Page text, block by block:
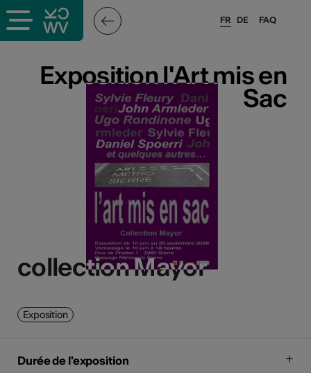
FAQ
FR DE
Exposition l'Art mis en
Sac
collection Mayor
Exposition l'Art mis en
Sac
collection Mayor
Exposition
Durée de l'exposition